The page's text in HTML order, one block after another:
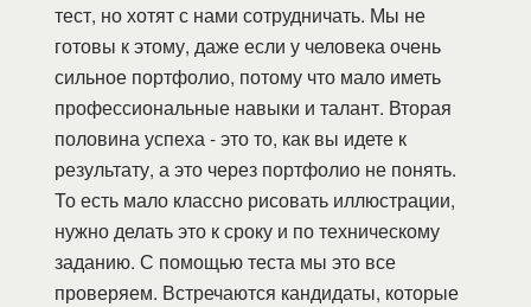
тест, но хотят с нами сотрудничать. Мы не
готовы к этому, даже если у человека очень
сильное портфолио, потому что мало иметь
профессиональные навыки и талант. Вторая
половина успеха - это то, как вы идете к
результату, а это через портфолио не понять.
То есть мало классно рисовать иллюстрации,
нужно делать это к сроку и по техническому
заданию. С помощью теста мы это все
проверяем. Встречаются кандидаты, которые